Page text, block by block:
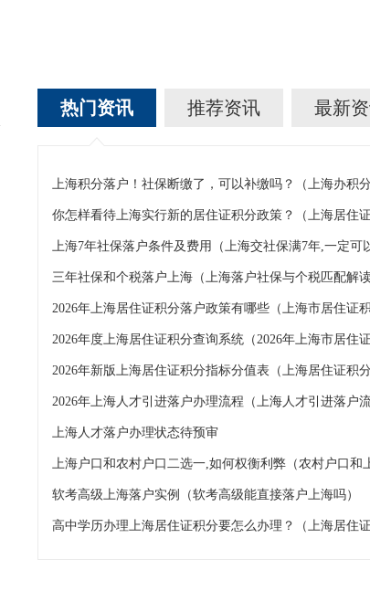
热门资讯 推荐资讯 最新
你怎样看待上海实行新的居住证积分政策？（上海居住证
三年社保和个税落户上海（上海落户社保与个税匹配解读
2026年度上海居住证积分查询系统（2026年上海市居住证
2026年新版上海居住证积分指标分值表（上海居住证积分
上海人才落户办理状态待预审
软考高级上海落户实例（软考高级能直接落户上海吗）